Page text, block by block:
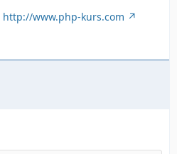
http://www.php-kurs.com